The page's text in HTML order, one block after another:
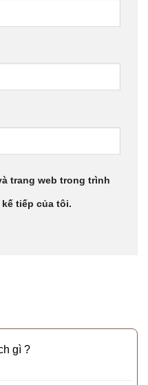
trang web trong trình
tiếp của tôi.
gì ?